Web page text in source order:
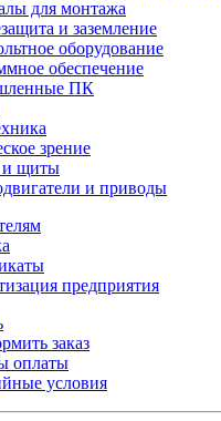
для монтажа
и заземление
оборудование
обеспечение
ПК
зрение
щиты
и приводы
предприятия
заказ
оплаты
условия